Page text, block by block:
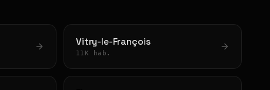
Vitry-le-François
11K hab.